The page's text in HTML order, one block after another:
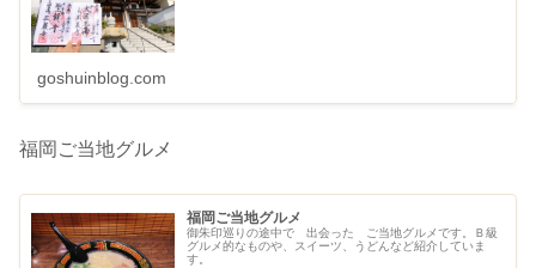
goshuinblog.com
福岡ご当地グルメ
福岡ご当地グルメ
御朱印巡りの途中で 出会った ご当地グルメです。Ｂ級
グルメ的なものや、スイーツ、うどんなど紹介していま
す。